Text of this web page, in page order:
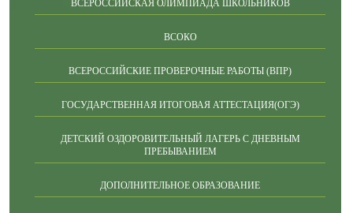
ВСЕРОССИЙСКАЯ ОЛИМПИАДА ШКОЛЬНИКОВ
ВСОКО
ВСЕРОССИЙСКИЕ ПРОВЕРОЧНЫЕ РАБОТЫ (ВПР)
ГОСУДАРСТВЕННАЯ ИТОГОВАЯ АТТЕСТАЦИЯ(ОГЭ)
ДЕТСКИЙ ОЗДОРОВИТЕЛЬНЫЙ ЛАГЕРЬ С ДНЕВНЫМ
ПРЕБЫВАНИЕМ
ДОПОЛНИТЕЛЬНОЕ ОБРАЗОВАНИЕ